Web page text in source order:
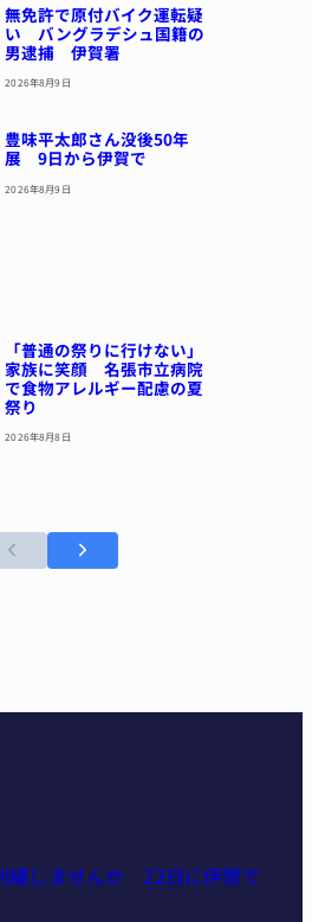
無免許で原付バイク運転疑
い バングラデシュ国籍の
男逮捕 伊賀署
2026年8月9日
豊味平太郎さん没後50年
展 9日から伊賀で
2026年8月9日
「普通の祭りに行けない」
家族に笑顔 名張市立病院
で食物アレルギー配慮の夏
祭り
2026年8月8日
繍しませんか 22日に伊賀で